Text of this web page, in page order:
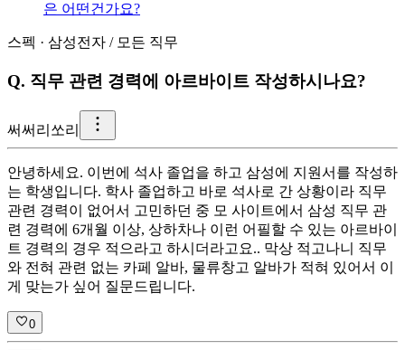
은 어떤건가요?
스펙 · 삼성전자 / 모든 직무
Q. 직무 관련 경력에 아르바이트 작성하시나요?
써써리쏘리
안녕하세요. 이번에 석사 졸업을 하고 삼성에 지원서를 작성하
는 학생입니다. 학사 졸업하고 바로 석사로 간 상황이라 직무
관련 경력이 없어서 고민하던 중 모 사이트에서 삼성 직무 관
련 경력에 6개월 이상, 상하차나 이런 어필할 수 있는 아르바이
트 경력의 경우 적으라고 하시더라고요.. 막상 적고나니 직무
와 전혀 관련 없는 카페 알바, 물류창고 알바가 적혀 있어서 이
게 맞는가 싶어 질문드립니다.
0